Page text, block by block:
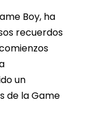
Boy, ha
recuerdos
un
de la Game